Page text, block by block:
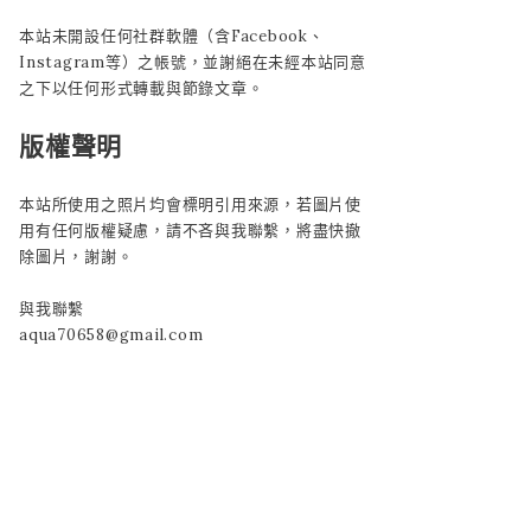
本站未開設任何社群軟體（含Facebook、
Instagram等）之帳號，並謝絕在未經本站同意
之下以任何形式轉載與節錄文章。
版權聲明
本站所使用之照片均會標明引用來源，若圖片使
用有任何版權疑慮，請不吝與我聯繫，將盡快撤
除圖片，謝謝。
與我聯繫
aqua70658@gmail.com